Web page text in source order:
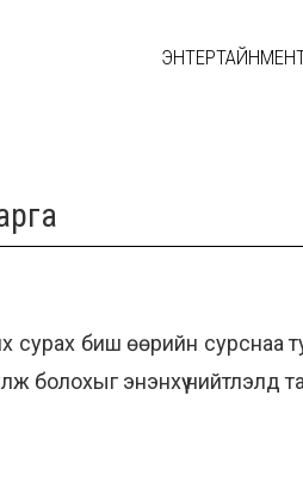
биш өөрийн сурснаа
болохыг энэнхүү нийтлэлд